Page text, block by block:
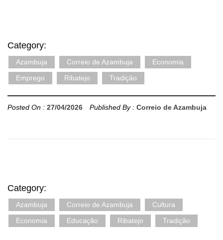
Category:
Azambuja Correio de Azambuja
Economia
Emprego
Ribatejo Tradição
Posted On : 27/04/2026 Published By : Correio de Azambuja
Category:
Azambuja Correio de Azambuja
Cultura
Economia
Educação Ribatejo Tradição